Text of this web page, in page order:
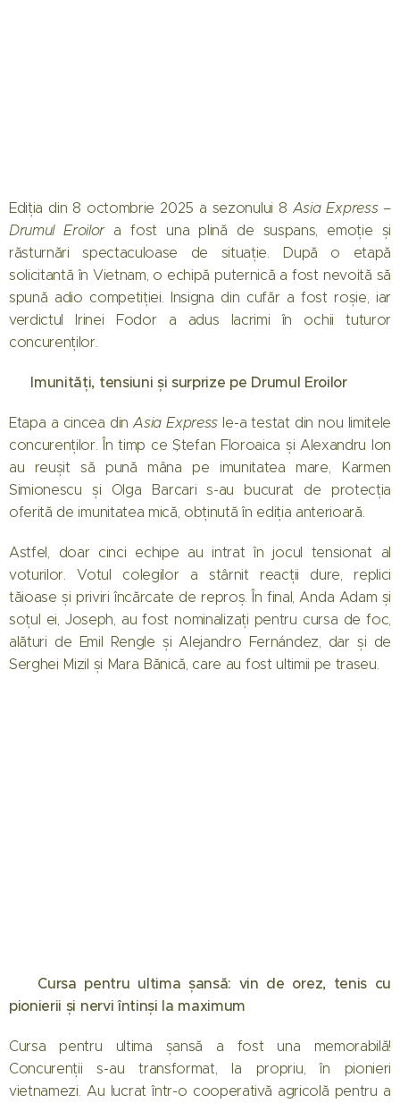
Ediția din 8 octombrie 2025 a sezonului 8 Asia Express –
Drumul Eroilora fost una plină de suspans, emoție și
răsturnări spectaculoase de situație. După o etapă
solicitantă în Vietnam, o echipă puternică a fost nevoită să
spună adio competiției. Insigna din cufăr a fost roșie, iar
verdictul Irinei Fodor a adus lacrimi în ochii tuturor
concurenților.
🧭 Imunități, tensiuni și surprize pe Drumul Eroilor
Etapa a cincea dinAsia Express le-a testat din nou limitele
concurenților. În timp ce Ștefan Floroaica și Alexandru Ion
au reușit să pună mâna pe imunitatea mare, Karmen
Simionescu și Olga Barcari s-au bucurat de protecția
oferită de imunitatea mică, obținută în ediția anterioară.
Astfel, doar cinci echipe au intrat în jocul tensionat al
voturilor. Votul colegilor a stârnit reacții dure, replici
tăioase și priviri încărcate de reproș. În final, Anda Adam și
soțul ei, Joseph, au fost nominalizați pentru cursa de foc,
alături de Emil Rengle și Alejandro Fernández, dar și de
Serghei Mizil și Mara Bănică, care au fost ultimii pe traseu.
💥 Cursa pentru ultima șansă: vin de orez, tenis cu
pionierii și nervi întinși la maximum
Cursa pentru ultima șansă a fost una memorabilă!
Concurenții s-au transformat, la propriu, în pionieri
vietnamezi. Au lucrat într-o cooperativă agricolă pentru a